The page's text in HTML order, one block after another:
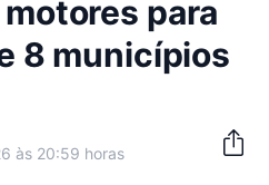
para
8 municípios
às 20:59 horas